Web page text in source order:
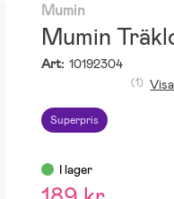
Mumin
Mumin
Art: 10192304
Superpris
(1)
I lager